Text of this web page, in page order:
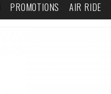
PROMOTIONS AIR RIDE